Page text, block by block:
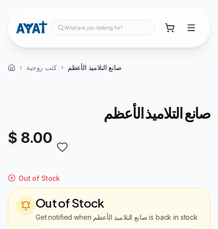
What are you looking for?
كتب روحية صانع التلاميذ الأعظم
صانع التلاميذ الأعظم
$ 8.00
Out of Stock
Out of Stock
Get notified when صانع التلاميذ الأعظم is back in stock